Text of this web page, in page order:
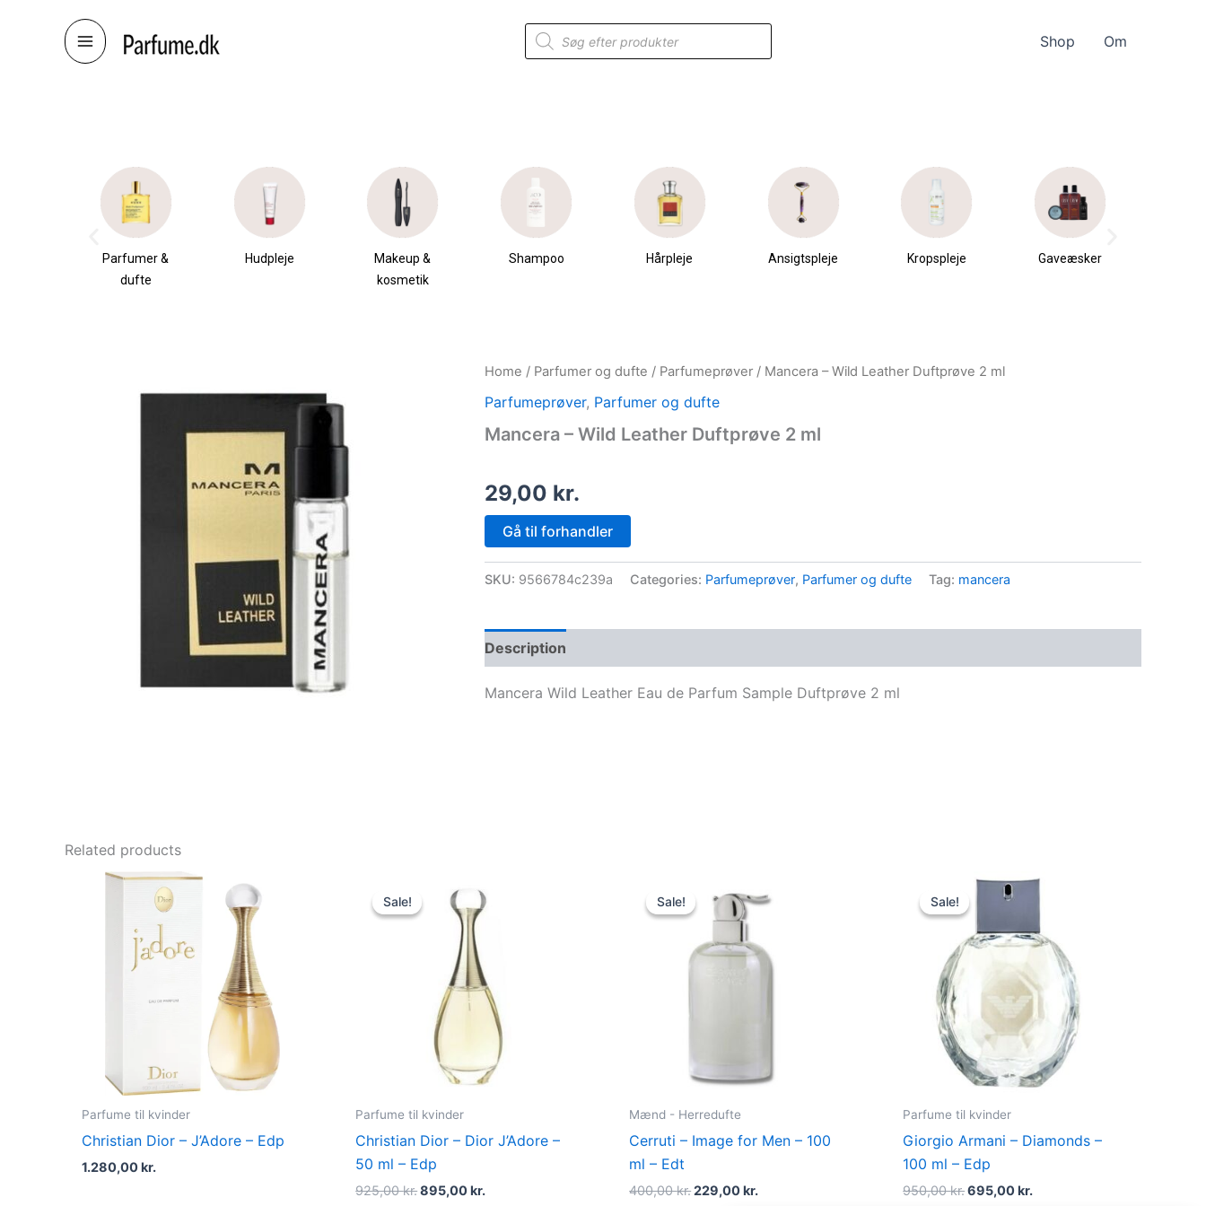
Products
search
Shop Om
Parfumer &
dufte
Hudpleje
Makeup &
kosmetik
Shampoo Hårpleje Ansigtspleje Kropspleje Gaveæsker
Home / Parfumer og dufte / Parfumeprøver / Mancera – Wild Leather Duftprøve 2 ml
Parfumeprøver, Parfumer og dufte
Mancera – Wild Leather Duftprøve 2 ml
29,00 kr.
Gå til forhandler
SKU: 9566784c239a Categories: Parfumeprøver, Parfumer og dufte Tag: mancera
Description
Mancera Wild Leather Eau de Parfum Sample Duftprøve 2 ml
Related products
Parfume til kvinder
Christian Dior – J’Adore – Edp
1.280,00kr.
Sale!
Sale!
Parfume til kvinder
Christian Dior – Dior J’Adore –
50 ml – Edp
925,00kr.
price
was:
925,00 kr..
895,00kr.
price
is:
Sale!
Sale!
Mænd - Herredufte
Cerruti – Image for Men – 100
ml – Edt
400,00kr.
price
was:
400,00 kr..
229,00kr.
price
is:
Sale!
Sale!
Parfume til kvinder
Giorgio Armani – Diamonds –
100 ml – Edp
950,00kr.
Original
was:
695,00kr.
Current
price
is:
695,00 kr..